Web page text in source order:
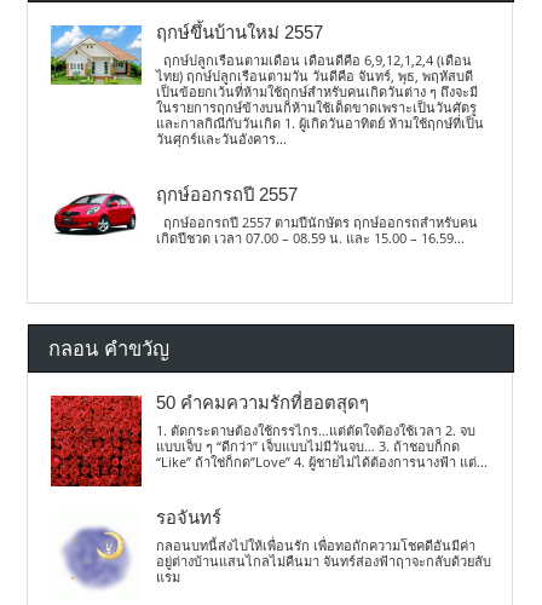
ฤกษ์ขึ้นบ้านใหม่ 2557
ฤกษ์ปลูกเรือนตามเดือน เดือนดีคือ 6,9,12,1,2,4 (เดือน
ไทย) ฤกษ์ปลูกเรือนตามวัน วันดีคือ จันทร์, พุธ, พฤหัสบดี
เป็นข้อยกเว้นที่ห้ามใช้ฤกษ์สำหรับคนเกิดวันต่าง ๆ ถึงจะมี
ในรายการฤกษ์ข้างบนก็ห้ามใช้เด็ดขาดเพราะเป็นวันศัตรู
และกาลกิณีกับวันเกิด 1. ผู้เกิดวันอาทิตย์ ห้ามใช้ฤกษ์ที่เป็น
วันศุกร์และวันอังคาร...
ฤกษ์ออกรถปี 2557
ฤกษ์ออกรถปี 2557 ตามปีนักษัตร ฤกษ์ออกรถสำหรับคน
เกิดปีชวด เวลา 07.00 – 08.59 น. และ 15.00 – 16.59...
กลอน คำขวัญ
50 คำคมความรักที่ฮอตสุดๆ
1. ตัดกระดาษต้องใช้กรรไกร…แต่ตัดใจต้องใช้เวลา 2. จบ
แบบเจ็บ ๆ “ดีกว่า” เจ็บแบบไม่มีวันจบ… 3. ถ้าชอบก็กด
“Like” ถ้าใช่ก็กด”Love” 4. ผู้ชายไม่ได้ต้องการนางฟ้า แต่...
รอจันทร์
กลอนบทนี้ส่งไปให้เพื่อนรัก เพื่อทอถักความโชคดีอันมีค่า
อยู่ต่างบ้านแสนไกลไม่คืนมา จันทร์ส่องฟ้าฤาจะกลับด้วยลับ
แรม